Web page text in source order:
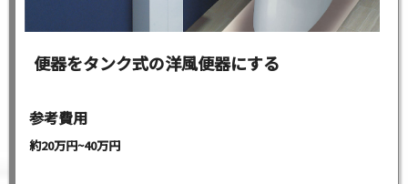
便器をタンク式の洋風便器にする
参考費用
約20万円~40万円